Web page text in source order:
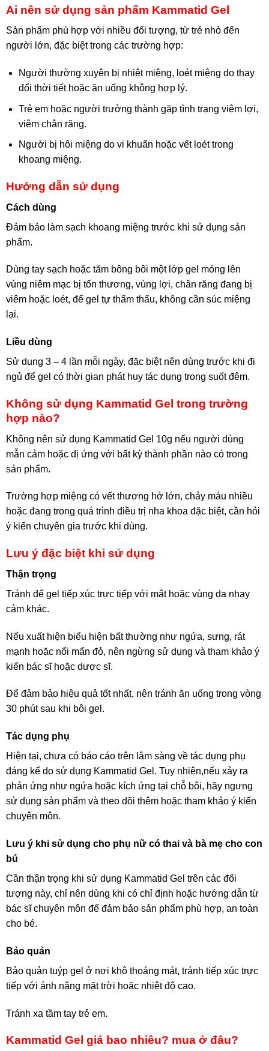
Ai nên sử dụng sản phẩm Kammatid Gel
Sản phẩm phù hợp với nhiều đối tượng, từ trẻ nhỏ đến
người lớn, đặc biệt trong các trường hợp:
Người thường xuyên bị nhiệt miệng, loét miệng do thay
đổi thời tiết hoặc ăn uống không hợp lý.
Trẻ em hoặc người trưởng thành gặp tình trạng viêm lợi,
viêm chân răng.
Người bị hôi miệng do vi khuẩn hoặc vết loét trong
khoang miệng.
Hướng dẫn sử dụng
Cách dùng
Đảm bảo làm sạch khoang miệng trước khi sử dụng sản
phẩm.
Dùng tay sạch hoặc tăm bông bôi một lớp gel mỏng lên
vùng niêm mạc bị tổn thương, vùng lợi, chân răng đang bị
viêm hoặc loét, để gel tự thẩm thấu, không cần súc miệng
lại.
Liều dùng
Sử dụng 3 – 4 lần mỗi ngày, đặc biệt nên dùng trước khi đi
ngủ để gel có thời gian phát huy tác dụng trong suốt đêm.
Không sử dụng Kammatid Gel trong trường
hợp nào?
Không nên sử dụng Kammatid Gel 10g nếu người dùng
mẫn cảm hoặc dị ứng với bất kỳ thành phần nào có trong
sản phẩm.
Trường hợp miệng có vết thương hở lớn, chảy máu nhiều
hoặc đang trong quá trình điều trị nha khoa đặc biệt, cần hỏi
ý kiến chuyên gia trước khi dùng.
Lưu ý đặc biệt khi sử dụng
Thận trọng
Tránh để gel tiếp xúc trực tiếp với mắt hoặc vùng da nhạy
cảm khác.
Nếu xuất hiện biểu hiện bất thường như ngứa, sưng, rát
mạnh hoặc nổi mẩn đỏ, nên ngừng sử dụng và tham khảo ý
kiến bác sĩ hoặc dược sĩ.
Để đảm bảo hiệu quả tốt nhất, nên tránh ăn uống trong vòng
30 phút sau khi bôi gel.
Tác dụng phụ
Hiện tại, chưa có báo cáo trên lâm sàng về tác dụng phụ
đáng kể do sử dụng Kammatid Gel. Tuy nhiên,nếu xảy ra
phản ứng như ngứa hoặc kích ứng tại chỗ bôi, hãy ngưng
sử dụng sản phẩm và theo dõi thêm hoặc tham khảo ý kiến
chuyên môn.
Lưu ý khi sử dụng cho phụ nữ có thai và bà mẹ cho con
bú
Cần thận trọng khi sử dụng Kammatid Gel trên các đối
tượng này, chỉ nên dùng khi có chỉ định hoặc hướng dẫn từ
bác sĩ chuyên môn để đảm bảo sản phẩm phù hợp, an toàn
cho bé.
Bảo quản
Bảo quản tuýp gel ở nơi khô thoáng mát, tránh tiếp xúc trực
tiếp với ánh nắng mặt trời hoặc nhiệt độ cao.
Tránh xa tầm tay trẻ em.
Kammatid Gel giá bao nhiêu? mua ở đâu?